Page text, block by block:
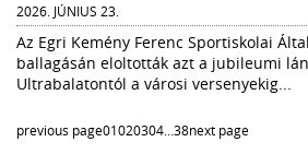
2026. JÚNIUS 23.
Az Egri Kemény Ferenc Sportiskolai
ballagásán eloltották azt a jubileumi
Ultrabalatontól a városi versenyekig...
previous page01020304 38next page